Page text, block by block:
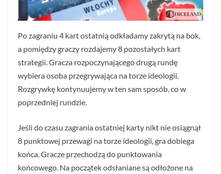
Po zagraniu 4 kart ostatnią odkładamy zakrytą na bok,
a pomiędzy graczy rozdajemy 8 pozostałych kart
strategii. Gracza rozpoczynającego drugą rundę
wybiera osoba przegrywająca na torze ideologii.
Rozgrywkę kontynuujemy w ten sam sposób, co w
poprzedniej rundzie.
Jeśli do czasu zagrania ostatniej karty nikt nie osiągnął
8 punktowej przewagi na torze ideologii, gra dobiega
końca. Gracze przechodzą do punktowania
końcowego. Na początek odsłaniane są odłożone na